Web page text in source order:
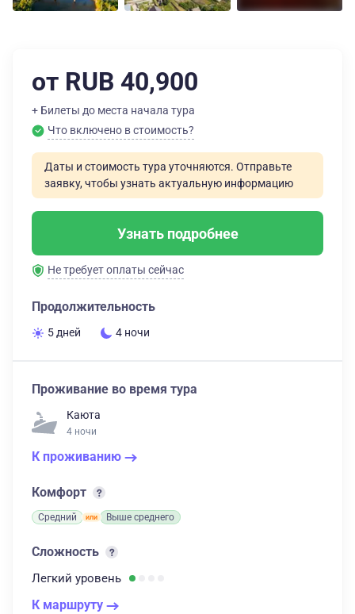
от RUB 40,900
+ Билеты до места начала тура
Что включено в стоимость?
Даты и стоимость тура уточняются. Отправьте
заявку, чтобы узнать актуальную информацию
Узнать подробнее
Не требует оплаты сейчас
Продолжительность
5 дней 4 ночи
Проживание во время тура
Каюта
4 ночи
К проживанию
Комфорт
Средний Выше среднего
Сложность
Легкий уровень
К маршруту